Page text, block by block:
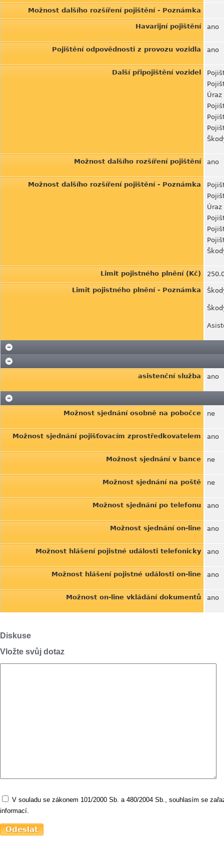
Možnost dalšího rozšíření pojištění - Poznámka
Havarijní pojištění ano
Pojištění odpovědnosti z provozu vozidla ano
Další připojištění vozidel
Možnost dalšího rozšíření pojištění ano
Možnost dalšího rozšíření pojištění - Poznámka
Limit pojistného plnění (Kč)
Limit pojistného plnění - Poznámka
asistenční služba ano
Možnost sjednání osobně na pobočce ne
Možnost sjednání pojišťovacím zprostředkovatelem ano
Možnost sjednání v bance ne
Možnost sjednání na poště ne
Možnost sjednání po telefonu ano
Možnost sjednání on-line ano
Možnost hlášení pojistné události telefonicky ano
Možnost hlášení pojistné události on-line ano
Možnost on-line vkládání dokumentů ano
Diskuse
Vložte svůj dotaz
V souladu se zákonem 101/2000 Sb. a 480/2004 Sb., souhlasím se
informací.